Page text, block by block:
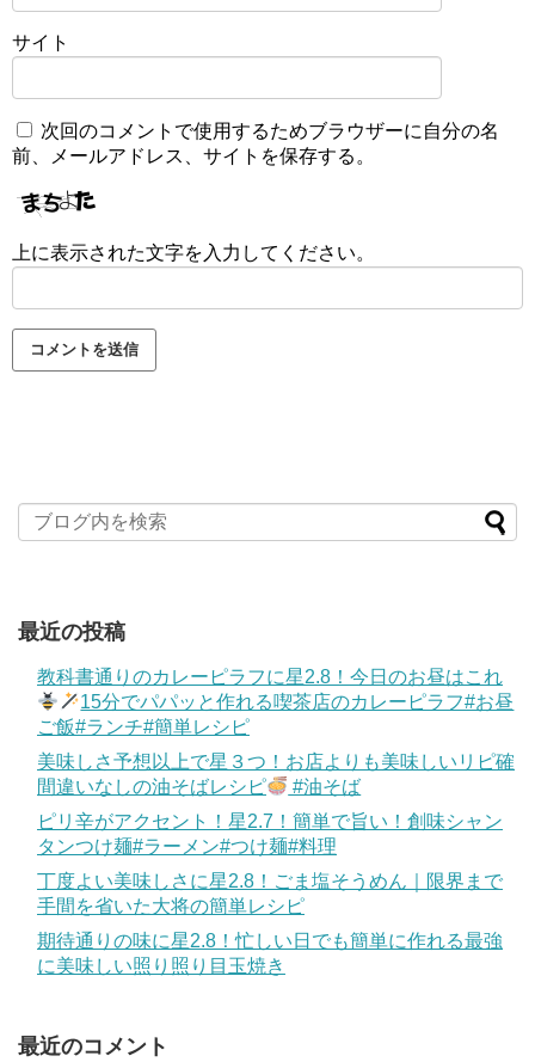
サイト
次回のコメントで使用するためブラウザーに自分の名
前、メールアドレス、サイトを保存する。
上に表示された文字を入力してください。
最近の投稿
教科書通りのカレーピラフに星2.8！今日のお昼はこれ
15分でパパッと作れる喫茶店のカレーピラフ#お昼
ご飯#ランチ#簡単レシピ
美味しさ予想以上で星３つ！お店よりも美味しいリピ確
間違いなしの油そばレシピ
#油そば
ピリ辛がアクセント！星2.7！簡単で旨い！創味シャン
タンつけ麺#ラーメン#つけ麺#料理
丁度よい美味しさに星2.8！ごま塩そうめん｜限界まで
手間を省いた大将の簡単レシピ
期待通りの味に星2.8！忙しい日でも簡単に作れる最強
に美味しい照り照り目玉焼き
最近のコメント